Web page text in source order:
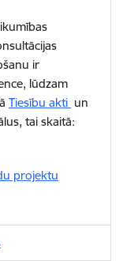
ir
lūdzam
Tiesību akti un
tai skaitā:
projektu